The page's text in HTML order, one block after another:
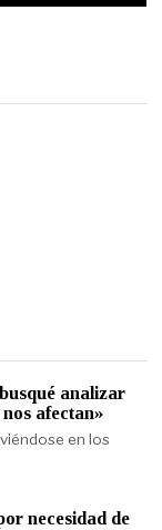
analizar
afectan»
en los
necesidad de